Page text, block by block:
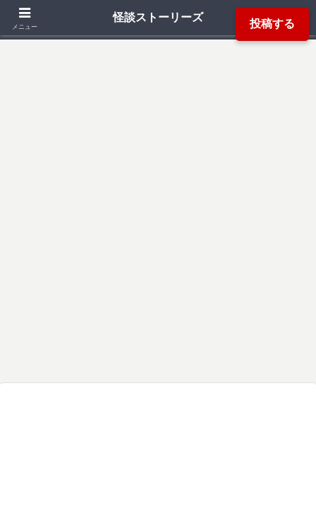
投稿する
「死ぬ程洒落にならない怖い話」「本当にあった怖い話」「都市伝説」などか
メニュー
怪談ストーリーズ
検索